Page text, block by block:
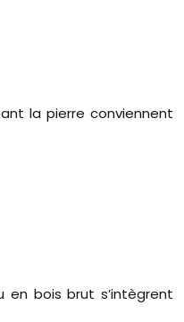
la pierre conviennent
bois brut s’intègrent